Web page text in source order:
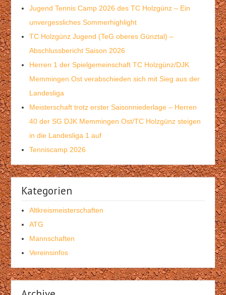
Jugend Tennis Camp 2026 des TC Holzgünz – Ein
unvergessliches Sommerhighlight
TC Holzgünz Jugend (TeG oberes Günztal) –
Abschlussbericht Saison 2026
Herren 1 der Spielgemeinschaft TC Holzgünz/DJK
Memmingen Ost verabschieden sich mit Sieg aus der
Landesliga
Meisterschaft trotz erster Saisonniederlage – Herren
40 der SG DJK Memmingen Ost/TC Holzgünz steigen
in die Landesliga 1 auf
Tenniscamp 2026
Kategorien
Altkreismeisterschaften
ATG
Mannschaften
Vereinsinfos